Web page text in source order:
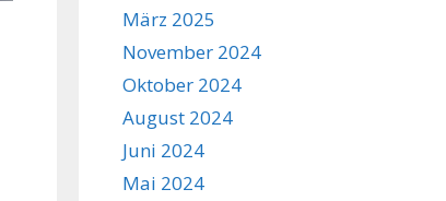
März 2025
November 2024
Oktober 2024
August 2024
Juni 2024
Mai 2024